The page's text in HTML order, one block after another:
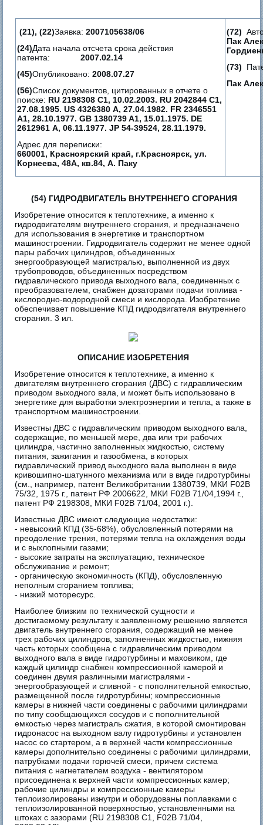
(21), (22)Заявка:2007105638/06
(24)Дата начала отсчета срока действия
патента:2007.02.14
(45)Опубликовано:2008.07.27
(56)Список документов, цитированных в отчете о
поиске: RU 2198308 C1, 10.02.2003. RU 2042844 C1,
27.08.1995. US 4326380 А, 27.04.1982. FR 2346551
A1, 28.10.1977. GB 1380739 A1, 15.01.1975. DE
2612961 А, 06.11.1977. JP 54-39524, 28.11.1979.
Адрес для переписки:
660001, Красноярский край, г.Красноярск, ул.
Корнеева, 48А, кв.84, А. Паку
(72)
Пак
(73)
Пак
(54) ГИДРОДВИГАТЕЛЬ ВНУТРЕННЕГО СГОРАНИЯ
Изобретение относится к теплотехнике, а именно к
гидродвигателям внутреннего сгорания, и предназначено
для использования в энергетике и транспортном
машиностроении. Гидродвигатель содержит не менее одной
пары рабочих цилиндров, объединенных
энергообразующей магистралью, выполненной из двух
трубопроводов, объединенных посредством
гидравлического привода выходного вала, соединенных с
преобразователем, снабжен дозаторами подачи топлива -
кислородно-водородной смеси и кислорода. Изобретение
обеспечивает повышение КПД гидродвигателя внутреннего
сгорания. 3 ил.
ОПИСАНИЕ ИЗОБРЕТЕНИЯ
Изобретение относится к теплотехнике, а именно к
двигателям внутреннего сгорания (ДВС) с гидравлическим
приводом выходного вала, и может быть использовано в
энергетике для выработки электроэнергии и тепла, а также в
транспортном машиностроении.
Известны ДВС с гидравлическим приводом выходного вала,
содержащие, по меньшей мере, два или три рабочих
цилиндра, частично заполненных жидкостью, систему
питания, зажигания и газообмена, в которых
гидравлический привод выходного вала выполнен в виде
кривошипно-шатунного механизма или в виде гидротурбины
(см., например, патент Великобритании 1380739, МКИ F02В
75/32, 1975 г., патент РФ 2006622, МКИ F02В 71/04,1994 г.,
патент РФ 2198308, МКИ F02В 71/04, 2001 г.).
Известные ДВС имеют следующие недостатки:
- невысокий КПД (35-68%), обусловленный потерями на
преодоление трения, потерями тепла на охлаждения воды
и с выхлопными газами;
- высокие затраты на эксплуатацию, техническое
обслуживание и ремонт;
- органическую экономичность (КПД), обусловленную
неполным сгоранием топлива;
- низкий моторесурс.
Наиболее близким по технической сущности и
достигаемому результату к заявленному решению является
двигатель внутреннего сгорания, содержащий не менее
трех рабочих цилиндров, заполненных жидкостью, нижняя
часть которых сообщена с гидравлическим приводом
выходного вала в виде гидротурбины и маховиком, где
каждый цилиндр снабжен компрессионной камерой и
соединен двумя различными магистралями -
энергообразующей и сливной - с пополнительной емкостью,
размещенной после гидротурбины; компрессионные
камеры в нижней части соединены с рабочими цилиндрами
по типу сообщающихся сосудов и с пополнительной
емкостью через магистраль сжатия, в которой смонтирован
гидронасос на выходном валу гидротурбины и установлен
насос со стартером, а в верхней части компрессионные
камеры дополнительно соединены с рабочими цилиндрами,
патрубками подачи горючей смеси, причем система
питания с нагнетателем воздуха - вентилятором
присоединена к верхней части компрессионных камер;
рабочие цилиндры и компрессионные камеры
теплоизолированы изнутри и оборудованы поплавками с
теплоизолированной поверхностью, установленными на
штоках с зазорами (RU 2198308 C1, F02B 71/04,